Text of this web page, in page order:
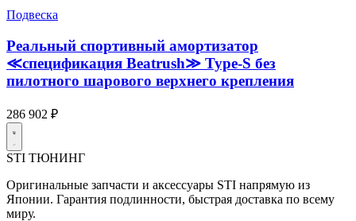
Подвеска
Реальный спортивный амортизатор
≪спецификация Beatrush≫ Type-S без
пилотного шарового верхнего крепления
286 902 ₽
STI ТЮНИНГ
Оригинальные запчасти и аксессуары STI напрямую из
Японии. Гарантия подлинности, быстрая доставка по всему
миру.